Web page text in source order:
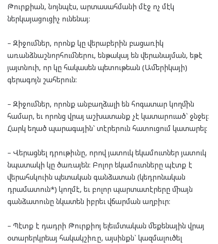
Թուրքիան, նոյնպէս, արտասահմանի մէջ ոչ մէկ
ներկայացուցիչ ունենայ:
– Զիջումներ, որոնք կը վերաբերին բացառիկ
առանձնաշնորհումներու, ենթակայ են վերանայման, եթէ
յայտնուի, որ կը հակասեն պետութեան (Ամերիկայի)
գերագոյն շահերուն:
– Զիջումներ, որոնք անբաղձալի են հոգատար կողմին
համար, եւ որոնց վրայ աշխատանք չէ կատարուած` ջնջել:
Հարկ եղած պարագային` տէրերուն հատուցում կատարել:
– Վերացնել դրութիւնը, որով յատուկ եկամուտներ յատուկ
նպատակի կը ծառայեն: Բոլոր եկամուտները պէտք է
վերահսկուին պետական գանձատան (կեդրոնական
դրամատուն*) կողմէ, եւ բոլոր պարտատէրերը միայն
գանձատունը նկատեն իբրեւ վճարման աղբիւր:
– Պէտք է դադրի Թուրքիոյ ելեւմտական մեքենային վրայ
օտարերկրեայ հակակշիռը, այսինքն` կազմալուծել